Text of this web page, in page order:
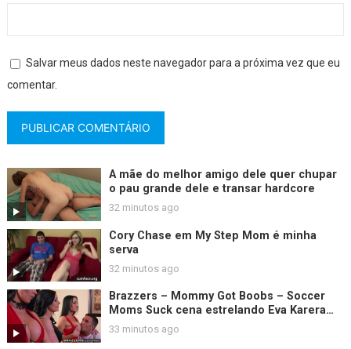
Salvar meus dados neste navegador para a próxima vez que eu
comentar.
A mãe do melhor amigo dele quer chupar
o pau grande dele e transar hardcore
32 minutos ago
Cory Chase em My Step Mom é minha
serva
32 minutos ago
Brazzers – Mommy Got Boobs – Soccer
Moms Suck cena estrelando Eva Karera
Kendra Lust Vanilla Deville
33 minutos ago